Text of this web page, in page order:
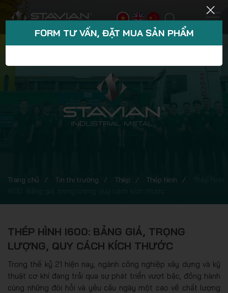
Trang chủ Tin thị trường Thép Thép hình
THÉP HÌNH I600: BẢNG GIÁ, TRỌNG
LƯỢNG, QUY CÁCH KÍCH THƯỚC
Trong thế kỷ 21 hiện nay, ngành công nghiệp xây dựng và kỹ
thuật cơ khí đang trải qua sự phát triển vượt bậc, đồng hành
cùng những đòi hỏi và yêu cầu ngày một cao về chất lượng
FORM TƯ VẤN, ĐẶT MUA SẢN PHẨM